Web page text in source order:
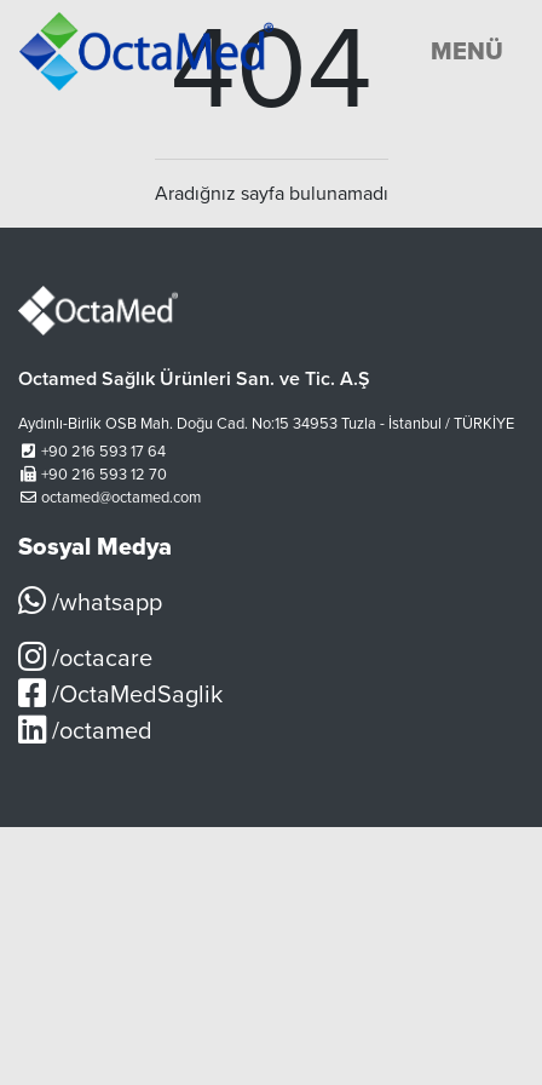
MENÜ
404
Aradığnız sayfa bulunamadı
Octamed Sağlık Ürünleri San. ve Tic. A.Ş
Aydınlı-Birlik OSB Mah. Doğu Cad. No:15 34953 Tuzla - İstanbul / TÜRKİYE
+90 216 593 17 64
+90 216 593 12 70
octamed@octamed.com
Sosyal Medya
/whatsapp
/octacare
/OctaMedSaglik
/octamed